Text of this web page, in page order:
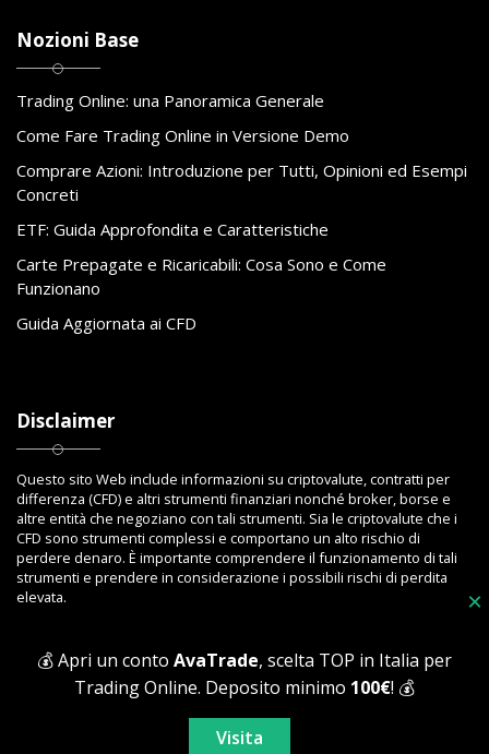
×
💰 Apri un conto AvaTrade, scelta TOP in Italia per
Trading Online. Deposito minimo 100€! 💰
Visita
Nozioni Base
Trading Online: una Panoramica Generale
Come Fare Trading Online in Versione Demo
Comprare Azioni: Introduzione per Tutti, Opinioni ed Esempi
Concreti
ETF: Guida Approfondita e Caratteristiche
Carte Prepagate e Ricaricabili: Cosa Sono e Come
Funzionano
Guida Aggiornata ai CFD
Disclaimer
Questo sito Web include informazioni su criptovalute, contratti per
differenza (CFD) e altri strumenti finanziari nonché broker, borse e
altre entità che negoziano con tali strumenti. Sia le criptovalute che i
CFD sono strumenti complessi e comportano un alto rischio di
perdere denaro. È importante comprendere il funzionamento di tali
strumenti e prendere in considerazione i possibili rischi di perdita
elevata.
Copyright © 2023 Toptrading.org - Edito da ViboBet - Sede legale: Via
Ipponium 8 - 89853 San Gregorio D'Ippona (VV) - P.IVA 03393810795 -
All Rights Reserved.